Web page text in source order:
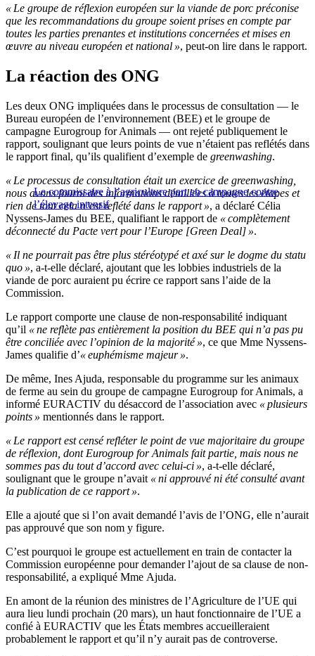
« Le groupe de réflexion européen sur la viande de porc préconise
que les recommandations du groupe soient prises en compte par
toutes les parties prenantes et institutions concernées et mises en
œuvre au niveau européen et national », peut-on lire dans le rapport.
La réaction des ONG
Les deux ONG impliquées dans le processus de consultation — le
Bureau européen de l’environnement (BEE) et le groupe de
campagne Eurogroup for Animals — ont rejeté publiquement le
rapport, soulignant que leurs points de vue n’étaient pas reflétés dans
le rapport final, qu’ils qualifient d’exemple de greenwashing.
Le commissaire à l’agriculture part en campagne contre
l’élevage intensif
« Le processus de consultation était un exercice de greenwashing,
nous avons fourni des informations détaillées à toutes les étapes et
rien de tout cela n’est reflété dans le rapport », a déclaré Célia
Nyssens-James du BEE, qualifiant le rapport de « complètement
déconnecté du Pacte vert pour l’Europe [Green Deal] ».
« Il ne pourrait pas être plus stéréotypé et axé sur le dogme du statu
quo », a-t-elle déclaré, ajoutant que les lobbies industriels de la
viande de porc auraient pu écrire ce rapport sans l’aide de la
Commission.
Le rapport comporte une clause de non-responsabilité indiquant
qu’il « ne reflète pas entièrement la position du BEE qui n’a pas pu
être conciliée avec l’opinion de la majorité », ce que Mme Nyssens-
James qualifie d’« euphémisme majeur ».
De même, Ines Ajuda, responsable du programme sur les animaux
de ferme au sein du groupe de campagne Eurogroup for Animals, a
informé EURACTIV du désaccord de l’association avec « plusieurs
points » mentionnés dans le rapport.
« Le rapport est censé refléter le point de vue majoritaire du groupe
de réflexion, dont Eurogroup for Animals fait partie, mais nous ne
sommes pas du tout d’accord avec celui-ci », a-t-elle déclaré,
soulignant que le groupe n’avait « ni approuvé ni été consulté avant
la publication de ce rapport ».
Elle a ajouté que si l’on avait demandé l’avis de l’ONG, elle n’aurait
pas approuvé que son nom y figure.
C’est pourquoi le groupe est actuellement en train de contacter la
Commission européenne pour demander l’ajout de sa clause de non-
responsabilité, a expliqué Mme Ajuda.
En amont de la réunion des ministres de l’Agriculture de l’UE qui
aura lieu lundi prochain (20 mars), un haut fonctionnaire de l’UE a
confié à EURACTIV que les États membres accueilleraient
probablement le rapport et qu’il n’y aurait pas de controverse.